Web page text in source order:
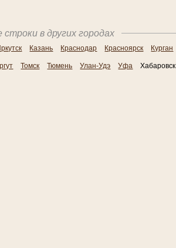
в других городах
Казань Краснодар Красноярск Курган
Томск Тюмень Улан-Удэ Уфа Хабаровск